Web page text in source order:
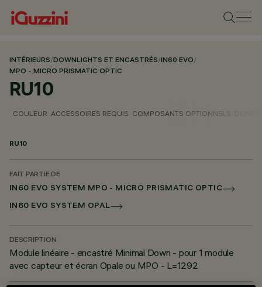
INTÉRIEURS/DOWNLIGHTS ET ENCASTRÉS/IN60 EVO/
MPO - MICRO PRISMATIC OPTIC
RU10
COULEUR ACCESSOIRES REQUIS COMPOSANTS OPTIONNELS
RU10
FAIT PARTIE DE
IN60 EVO SYSTEM MPO - MICRO PRISMATIC OPTIC
IN60 EVO SYSTEM OPAL
DESCRIPTION
Module linéaire - encastré Minimal Down - pour 1 module
avec capteur et écran Opale ou MPO - L=1292